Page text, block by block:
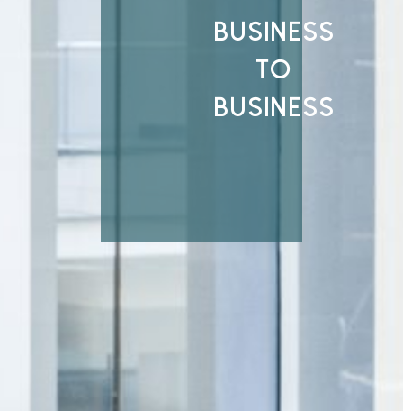
BUSINESS
TO
BUSINESS